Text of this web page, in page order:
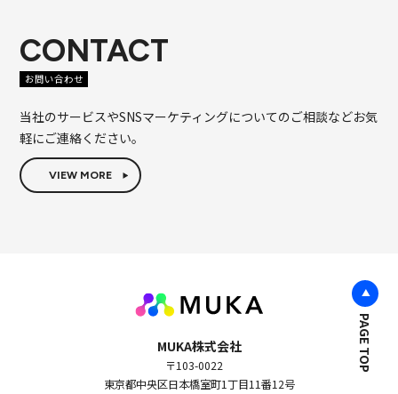
CONTACT
お問い合わせ
当社のサービスやSNSマーケティングについてのご相談などお気
軽にご連絡ください。
VIEW MORE
MUKA株式会社
〒103-0022
東京都中央区日本橋室町1丁目11番12号
PAGE TOP